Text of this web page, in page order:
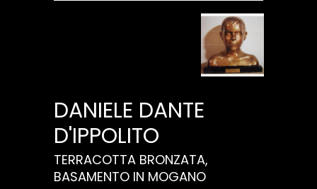
DANIELE DANTE
D'IPPOLITO
TERRACOTTA BRONZATA,
BASAMENTO IN MOGANO